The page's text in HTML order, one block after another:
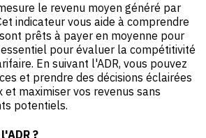
le revenu moyen généré par
indicateur vous aide à comprendre
prêts à payer en moyenne pour
pour évaluer la compétitivité
En suivant l'ADR, vous pouvez
et prendre des décisions éclairées
maximiser vos revenus sans
potentiels.
?